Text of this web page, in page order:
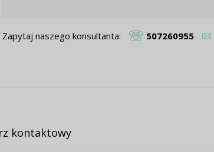
Zapytaj naszego konsultanta: 507260955
kontaktowy